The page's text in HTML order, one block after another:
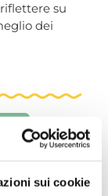
sui cookie
su
dei
e
cucciolata?